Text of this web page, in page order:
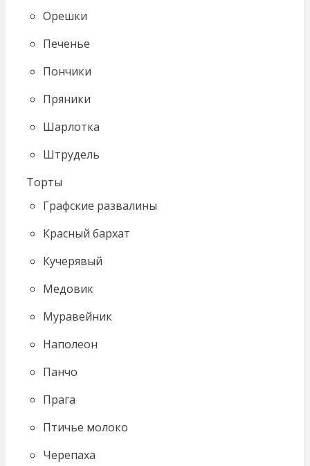
Орешки
Печенье
Пончики
Пряники
Шарлотка
Штрудель
Торты
Графские развалины
Красный бархат
Кучерявый
Медовик
Муравейник
Наполеон
Панчо
Прага
Птичье молоко
Черепаха